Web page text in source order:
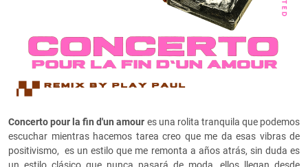
Concerto pour la fin d'un amour es una rolita tranquila que podemos
escuchar mientras hacemos tarea creo que me da esas vibras de
positivismo, es un estilo que me remonta a años atrás, sin duda es